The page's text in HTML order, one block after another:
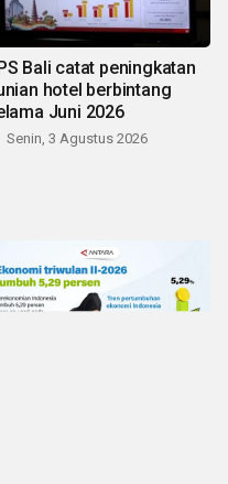
Bali catat peningkatan
hotel berbintang
Juni 2026
Senin, 3 Agustus 2026